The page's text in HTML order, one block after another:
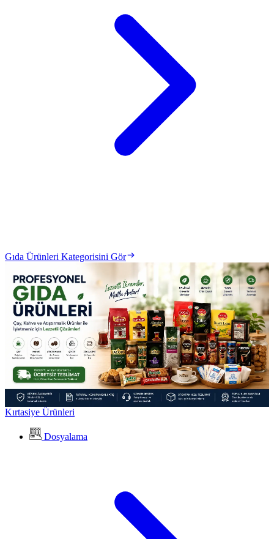
Gıda Ürünleri Kategorisini Gör
Kırtasiye Ürünleri
Dosyalama